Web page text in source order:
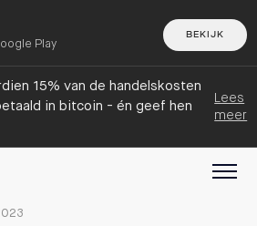
Play
BEKIJK
15% van de handelskosten
in bitcoin - én geef hen
Lees
meer